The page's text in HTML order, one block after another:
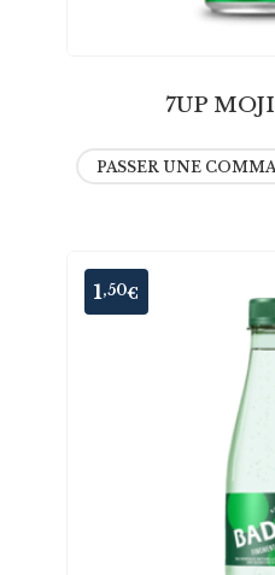
7UP
PASSER UNE
1,50€